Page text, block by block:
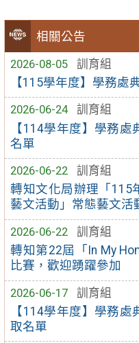
相關公告
2026-08-05
訓育組
【115學年度】學務處
2026-06-24
訓育組
【114學年度】學務
名單
2026-06-22
訓育組
轉知文化局辦理「115
藝文活動」常態藝文活
2026-06-22
訓育組
轉知第22屆「In My
比賽，歡迎踴躍參加
2026-06-17
訓育組
【114學年度】學務
取名單